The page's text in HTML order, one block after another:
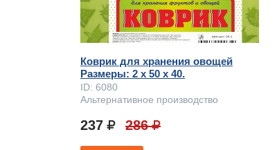
Коврик для хранения овощей
Размеры: 2 x 50 х 40.
ID: 6080
Альтернативное производство
237 286